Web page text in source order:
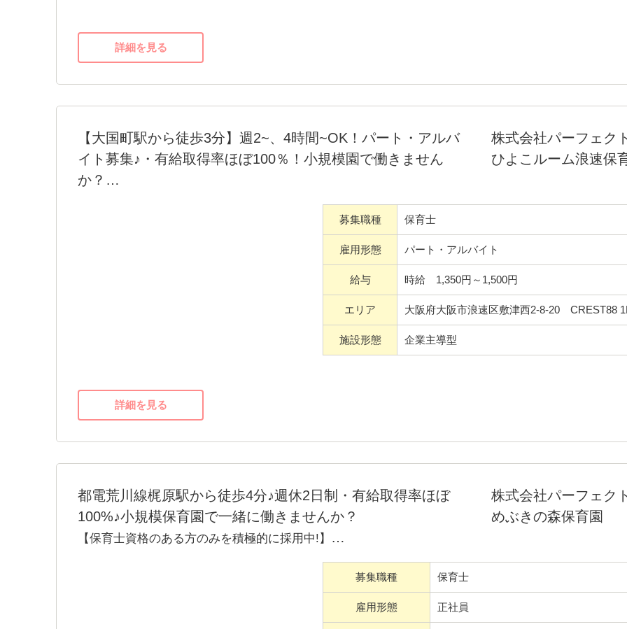
私たちと一緒に「ひよこルーム浪速保育園」を盛り上げましょう！ご応募
詳細を見る
【大国町駅から徒歩3分】週2~、4時間~OK！パート・アルバ
イト募集♪・有給取得率ほぼ100％！小規模園で働きません
か？
スタッフ全員女性で20~60代の幅広い層が在籍★有給消化率ほぼ100%
【残業なし】【長期休暇OK】【勤務開始自由】【時短勤務･ブランク実務
大国町駅から徒歩3分と抜群の立地です。通勤しやすいのも嬉しいポイン
社会保険も完備しています。安心して長く働ける待遇がそろっています。
りも業務負担が少ないです。
残業がないことが何よりの証拠で、もちろん持ち帰りもありません！！
株式会社パーフェク
ひよこルーム浪速保
募集職種 保育士
雇用形態 パート・アルバイト
給与 時給 1,350円～1,500円
エリア 大阪府大阪市浪速区敷津西2-8-20 CREST88
施設形態 企業主導型
詳細を見る
都電荒川線梶原駅から徒歩4分♪週休2日制・有給取得率ほぼ
100%♪小規模保育園で一緒に働きませんか？
【保育士資格のある方のみを積極的に採用中!】
スタッフ全員女性で20~60代の幅広い層が在籍★有給消化率ほぼ100%
【残業なし】【年間休日120日】【長期休暇OK】【勤務開始自由】【時短
北区堀船にある「めぶきの森保育園」です。2021年3月オープンの当園で
株式会社パーフェク
めぶきの森保育園
募集職種 保育士
雇用形態 正社員